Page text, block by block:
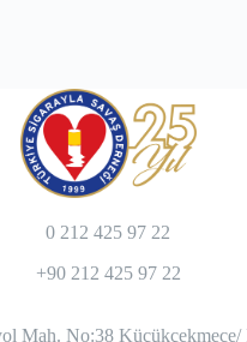
0 212 425 97 22
+90 212 425 97 22
Mah. No:38